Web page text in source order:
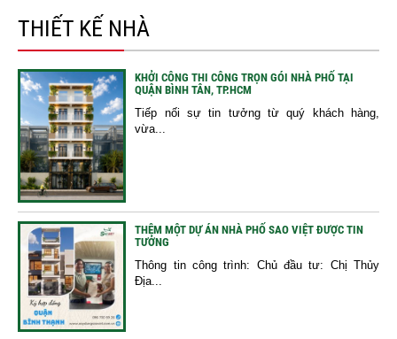
THIẾT KẾ NHÀ
KHỞI CÔNG THI CÔNG TRỌN GÓI NHÀ PHỐ TẠI
QUẬN BÌNH TÂN, TP.HCM
Tiếp nối sự tin tưởng từ quý khách hàng,
vừa...
THÊM MỘT DỰ ÁN NHÀ PHỐ SAO VIỆT ĐƯỢC TIN
TƯỞNG
Thông tin công trình: Chủ đầu tư: Chị Thủy
Địa...